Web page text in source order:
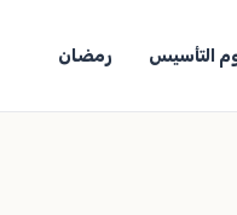
التأسيس رمضان